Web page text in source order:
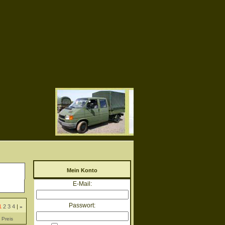
Mein Konto
E-Mail:
Passwort:
2 3 4 |»
Preis